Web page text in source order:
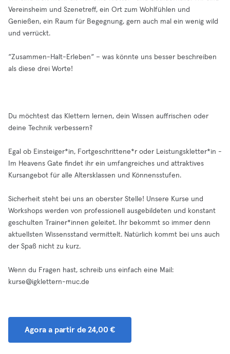
Vereinsheim und Szenetreff, ein Ort zum Wohlfühlen und
Genießen, ein Raum für Begegnung, gern auch mal ein wenig wild
und verrückt.
“Zusammen-Halt-Erleben“ – was könnte uns besser beschreiben
als diese drei Worte!
Du möchtest das Klettern lernen, dein Wissen auffrischen oder
deine Technik verbessern?
Egal ob Einsteiger*in, Fortgeschrittene*r oder Leistungskletter*in -
Im Heavens Gate findet ihr ein umfangreiches und attraktives
Kursangebot für alle Altersklassen und Könnensstufen.
Sicherheit steht bei uns an oberster Stelle! Unsere Kurse und
Workshops werden von professionell ausgebildeten und konstant
geschulten Trainer*innen geleitet. Ihr bekommt so immer denn
aktuellsten Wissensstand vermittelt. Natürlich kommt bei uns auch
der Spaß nicht zu kurz.
Wenn du Fragen hast, schreib uns einfach eine Mail:
kurse@igklettern-muc.de
Agora a partir de 24,00 €